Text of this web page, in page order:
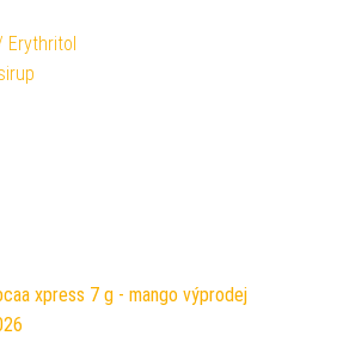
Erythritol
xpress 7 g - mango výprodej